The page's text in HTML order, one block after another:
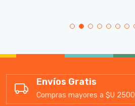
Envíos Gratis
Compras mayores a $U 2500